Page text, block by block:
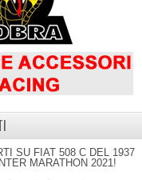
SU FIAT 508 C DEL 1937
MARATHON 2021!